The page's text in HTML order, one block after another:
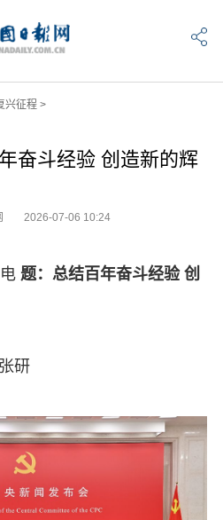
兴征程>
奋斗经验 创造新的辉
2026-07-06 10:24
题：总结百年奋斗经验 创
研